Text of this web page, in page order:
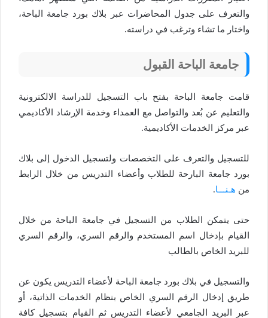
والتعرف على جدول المحاضرات عبر بلاك بورد جامعة الباحة،
واختار ما تشاء وترغب في دراسته.
جامعة الباحة القبول
قامت جامعة الباحة بفتح باب التسجيل للدراسة الالكترونية
والتعليم عن بُعد والتواصل مع العمداء وخدمة الإرشاد الأكاديمي
عبر مركز الخدمات الأكاديمية.
للتسجيل والتعرف على التخصصات ولتسجيل الدخول إلى بلاك
بورد جامعة البارحة للطلاب وأعضاء التدريس من خلال الرابط
من هـنـــا.
حتى يتمكن الطلاب من التسجيل في جامعة الباحة من خلال
القيام بإدخال اسم المستخدم والرقم السري، والرقم السري
للبريد الخاص بالطالب
والتسجيل في بلاك بورد جامعة الباحة لأعضاء التدريس يكون عن
طريق إدخال الرقم السري الخاص بنظام الخدمات الذاتية، أو
عبر البريد الجامعي لأعضاء التدريس ثم القيام بتسجيل كافة